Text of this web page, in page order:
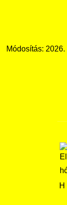
Módosítás:
H